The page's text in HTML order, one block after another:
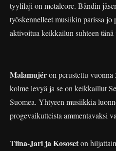
tyylilaji on metalcore. Bändin
työskennelleet musiikin parissa
aktivoitua keikkailun suhteen tänä
Malamujéron perustettu
kolme levyä ja se on keikkaillut
Suomea. Yhtyeen musiikkia
progevaikutteista ammentavaksi
Tiina-Jari ja Kososeton